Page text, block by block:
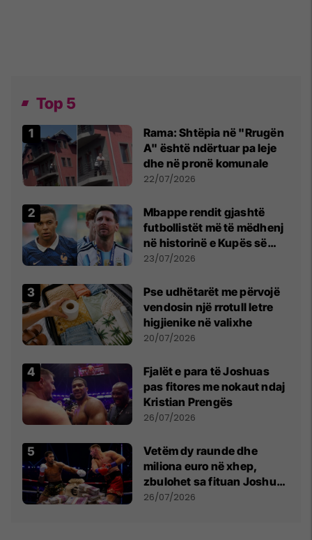
Top 5
Rama: Shtëpia në "Rrugën
A" është ndërtuar pa leje
dhe në pronë komunale
22/07/2026
Mbappe rendit gjashtë
futbollistët më të mëdhenj
në historinë e Kupës së
Botës, Messi mbetet i dyti
23/07/2026
Pse udhëtarët me përvojë
vendosin një rrotull letre
higjienike në valixhe
20/07/2026
Fjalët e para të Joshuas
pas fitores me nokaut ndaj
Kristian Prengës
26/07/2026
Vetëm dy raunde dhe
miliona euro në xhep,
zbulohet sa fituan Joshua
e Prenga
26/07/2026